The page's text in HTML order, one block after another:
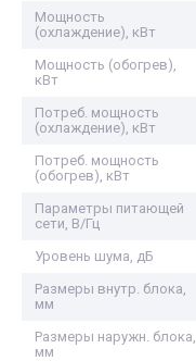
Мощность
(охлаждение), кВт
Мощность (обогрев),
кВт
Потреб. мощность
(охлаждение), кВт
Потреб. мощность
(обогрев), кВт
Параметры питающей
сети, В/Гц
Уровень шума, дБ
Размеры внутр. блока,
мм
Размеры наружн. блока,
мм